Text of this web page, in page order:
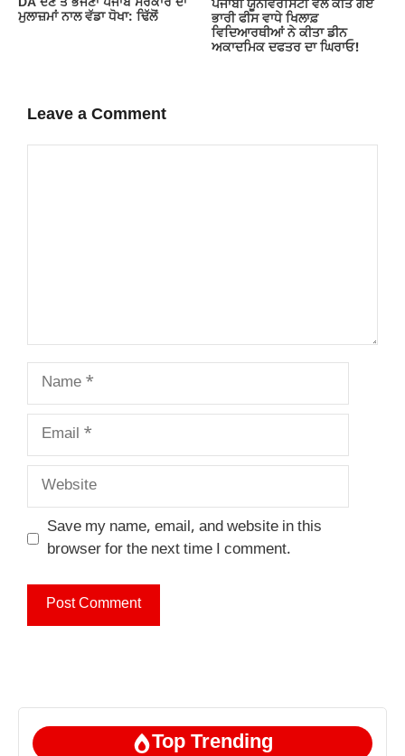
ਮੁਲਾਜ਼ਮਾਂ ਨਾਲ ਵੱਡਾ ਧੋਖਾ: ਢਿੱਲੋਂ
ਪੰਜਾਬੀ ਯੂਨੀਵਰਸਿਟੀ ਵੱਲੋਂ ਕੀਤੇ ਗਏ
ਭਾਰੀ ਫੀਸ ਵਾਧੇ ਖਿਲਾਫ਼
ਵਿਦਿਆਰਥੀਆਂ ਨੇ ਕੀਤਾ ਡੀਨ
ਅਕਾਦਮਿਕ ਦਫਤਰ ਦਾ ਘਿਰਾਓ!
Leave a Comment
Name
Email
Website
Save my name, email, and website in this
browser for the next time I comment.
Top Trending